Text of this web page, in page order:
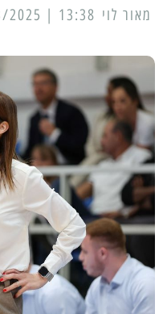
מאור לוי 13:38 | 28/03/2025